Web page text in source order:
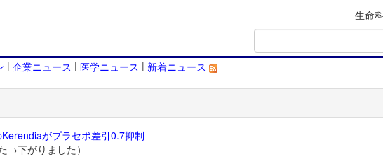
生命
| 企業ニュース | 医学ニュース | 新着ニュース
がプラセボ差引0.7抑制
→下がりました）